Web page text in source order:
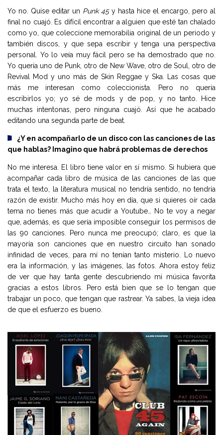
Yo no. Quise editar un Punk 45y hasta hice el encargo, pero al
final no cuajó. Es difícil encontrar a alguien que esté tan chalado
como yo, que coleccione memorabilia original de un periodo y
también discos, y que sepa escribir y tenga una perspectiva
personal. Yo lo veía muy fácil pero se ha demostrado que no.
Yo quería uno de Punk, otro de New Wave, otro de Soul, otro de
Revival Mod y uno más de Skin Reggae y Ska. Las cosas que
más me interesan como coleccionista. Pero no quería
escribirlos yo; yo sé de mods y de pop, y no tanto. Hice
muchas intentonas, pero ninguna cuajó. Así que he acabado
editando una segunda parte de beat.
¿Y en acompañarlo de un disco con las canciones de las
que hablas? Imagino que habrá problemas de derechos
No me interesa. El libro tiene valor en sí mismo. Si hubiera que
acompañar cada libro de música de las canciones de las que
trata el texto, la literatura musical no tendría sentido, no tendría
razón de existir. Mucho más hoy en día, que si quieres oír cada
tema no tienes más que acudir a Youtube… No te voy a negar
que, además, es que sería imposible conseguir los permisos de
las 90 canciones. Pero nunca me preocupó; claro, es que la
mayoría son canciones que en nuestro circuito han sonado
infinidad de veces, para mí no tenían tanto misterio. Lo nuevo
era la información, y las imágenes, las fotos. Ahora estoy feliz
de ver que hay tanta gente descubriendo mi música favorita
gracias a estos libros. Pero está bien que se lo tengan que
trabajar un poco, que tengan que rastrear. Ya sabes, la vieja idea
de que el esfuerzo es bueno.